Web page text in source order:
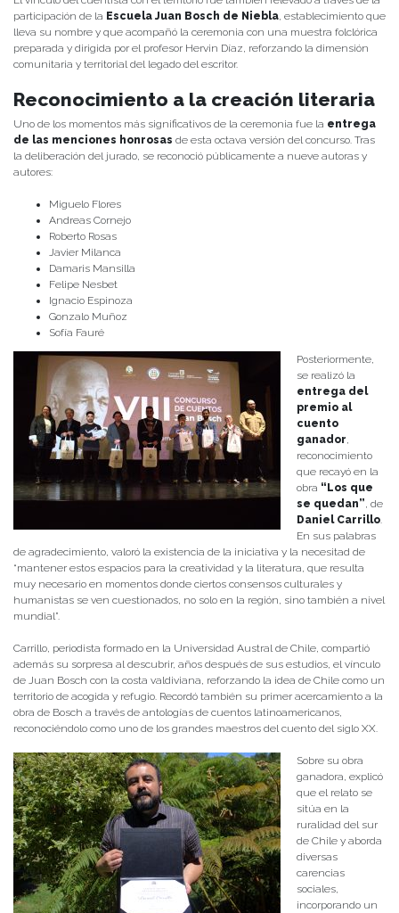
participación de la Escuela Juan Bosch de Niebla, establecimiento que
lleva su nombre y que acompañó la ceremonia con una muestra folclórica
preparada y dirigida por el profesor Hervin Díaz, reforzando la dimensión
comunitaria y territorial del legado del escritor.
Reconocimiento a la creación literaria
Uno de los momentos más significativos de la ceremonia fue la entrega
de las menciones honrosas de esta octava versión del concurso. Tras
la deliberación del jurado, se reconoció públicamente a nueve autoras y
autores:
Miguelo Flores
Andreas Cornejo
Roberto Rosas
Javier Milanca
Damaris Mansilla
Felipe Nesbet
Ignacio Espinoza
Gonzalo Muñoz
Sofía Fauré
Posteriormente,
se realizó la
entrega del
premio al
cuento
ganador,
reconocimiento
que recayó en la
obra “Los que
se quedan”, de
Daniel Carrillo.
En sus palabras
de agradecimiento, valoró la existencia de la iniciativa y la necesitad de
“mantener estos espacios para la creatividad y la literatura, que resulta
muy necesario en momentos donde ciertos consensos culturales y
humanistas se ven cuestionados, no solo en la región, sino también a nivel
mundial”.
Carrillo, periodista formado en la Universidad Austral de Chile, compartió
además su sorpresa al descubrir, años después de sus estudios, el vínculo
de Juan Bosch con la costa valdiviana, reforzando la idea de Chile como un
territorio de acogida y refugio. Recordó también su primer acercamiento a la
obra de Bosch a través de antologías de cuentos latinoamericanos,
reconociéndolo como uno de los grandes maestros del cuento del siglo XX.
Sobre su obra
ganadora, explicó
que el relato se
sitúa en la
ruralidad del sur
de Chile y aborda
diversas
carencias
sociales,
incorporando un